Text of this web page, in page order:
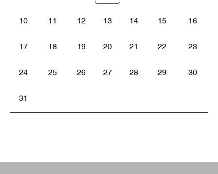
10 11 12 13 14 15 16
17 18 19 20 21 22 23
24 25 26 27 28 29 30
31